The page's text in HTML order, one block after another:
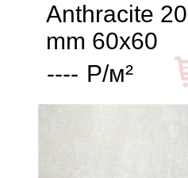
Anthracite 20
mm 60x60
---- Р/м²